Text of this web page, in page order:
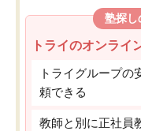
塾探し
トライのオンライ
トライグループの
頼できる
教師と別に正社員